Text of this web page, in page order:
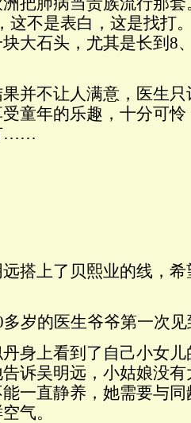
这不是表白，这是找打
大石头，尤其是长到8
并不让人满意，医生
童年的乐趣，十分可
……
搭上了贝熙业的线，
岁的医生爷爷第一次
身上看到了自己小女
诉吴明远，小姑娘没
一直静养，她需要与
气。